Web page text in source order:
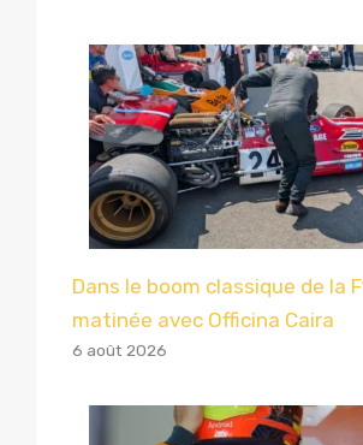
Dans le boom classique de la
matinée avec Officina Caira
6 août 2026